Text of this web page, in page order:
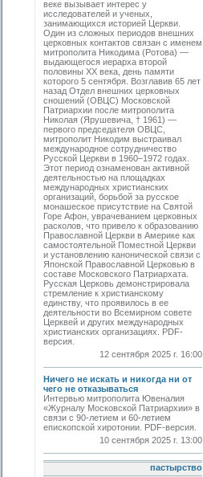
веке вызывает интерес у
исследователей и ученых,
занимающихся историей Церкви.
Один из сложных периодов внешних
церковных контактов связан с именем
митрополита Никодима (Ротова) —
выдающегося иерарха второй
половины ХХ века, день памяти
которого 5 сентября. Возглавив 65 лет
назад Отдел внешних церковных
сношений (ОВЦС) Московской
Патриархии после митрополита
Николая (Ярушевича, † 1961) —
первого председателя ОВЦС,
митрополит Никодим выстраивал
международное сотрудничество
Русской Церкви в 1960–1972 годах.
Этот период ознаменован активной
деятельностью на площадках
международных христианских
организаций, борьбой за русское
монашеское присутствие на Святой
Горе Афон, уврачеванием церковных
расколов, что привело к образованию
Православной Церкви в Америке как
самостоятельной Поместной Церкви
и установлению канонической связи с
Японской Православной Церковью в
составе Московского Патриархата.
Русская Церковь демонстрировала
стремление к христианскому
единству, что проявилось в ее
деятельности во Всемирном совете
Церквей и других международных
христианских организациях. PDF-
версия.
12 сентября 2025 г. 16:00
Ничего не искать и никогда ни от
чего не отказываться
Интервью митрополита Ювеналия
«Журналу Московской Патриархии» в
связи с 90-летием и 60-летием
епископской хиротонии. PDF-версия.
10 сентября 2025 г. 13:00
пастырство